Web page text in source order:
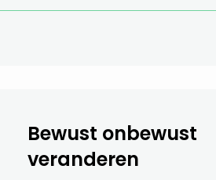
Bewust onbewust
veranderen